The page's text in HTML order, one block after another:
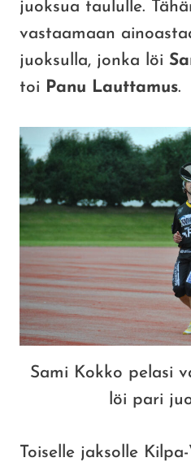
juoksua taululle.
vastaamaan
juoksulla, jonka löi
toi
Panu Lauttamus.
Sami Kokko pelasi
löi pari
Toiselle jaksolle